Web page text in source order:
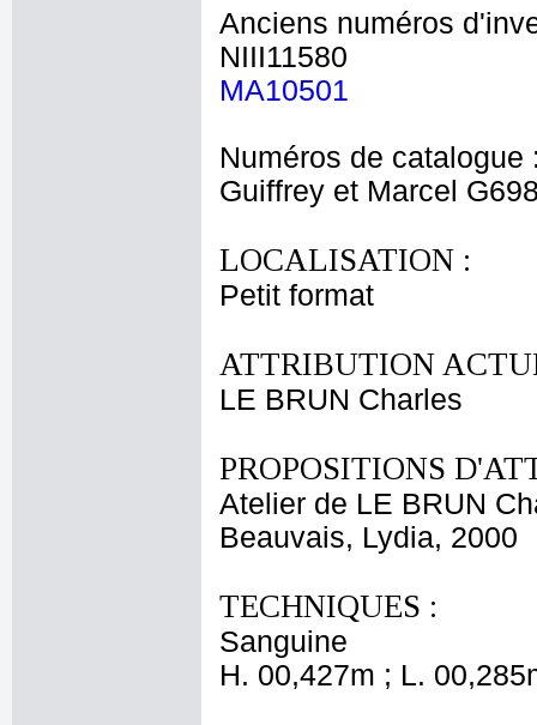
Anciens numéros
NIII11580
MA10501
Numéros de catalogue
Guiffrey et Marcel
LOCALISATION :
Petit format
ATTRIBUTION
LE BRUN Charles
PROPOSITIONS
Atelier de LE BRUN
Beauvais, Lydia, 2000
TECHNIQUES :
Sanguine
H. 00,427m ; L.